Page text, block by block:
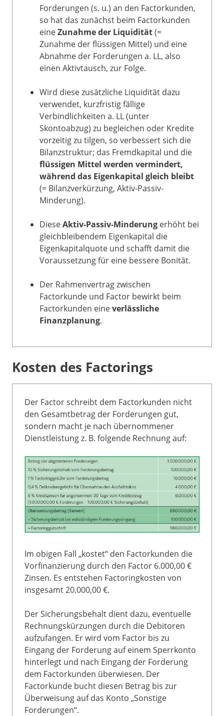
Forderungen (s. u.) an den Factorkunden,
so hat das zunächst beim Factorkunden
eineZunahme der Liquidität(=
Zunahme der flüssigen Mittel) und eine
Abnahme der Forderungen a. LL, also
einen Aktivtausch, zur Folge.
Wird diese zusätzliche Liquidität dazu
verwendet, kurzfristig fällige
Verbindlichkeiten a. LL (unter
Skontoabzug) zu begleichen oder Kredite
vorzeitig zu tilgen, so verbessert sich die
Bilanzstruktur; das Fremdkapital und die
flüssigen Mittel werden vermindert,
während das Eigenkapital gleich bleibt
(= Bilanzverkürzung, Aktiv-Passiv-
Minderung).
DieseAktiv-Passiv-Minderung erhöht bei
gleichbleibendem Eigenkapital die
Eigenkapitalquote und schafft damit die
Voraussetzung für eine bessere Bonität.
Der Rahmenvertrag zwischen
Factorkunde und Factor bewirkt beim
Factorkunden eineverlässliche
Finanzplanung.
Kosten des Factorings
Der Factor schreibt dem Factorkunden nicht
den Gesamtbetrag der Forderungen gut,
sondern macht je nach übernommener
Dienstleistung z. B. folgende Rechnung auf:
Im obigen Fall „kostet“ den Factorkunden die
Vorfinanzierung durch den Factor 6.000,00 €
Zinsen. Es entstehen Factoringkosten von
insgesamt 20.000,00 €.
Der Sicherungsbehalt dient dazu, eventuelle
Rechnungskürzungen durch die Debitoren
aufzufangen. Er wird vom Factor bis zu
Eingang der Forderung auf einem Sperrkonto
hinterlegt und nach Eingang der Forderung
dem Factorkunden überwiesen. Der
Factorkunde bucht diesen Betrag bis zur
Überweisung auf das Konto „Sonstige
Forderungen“.